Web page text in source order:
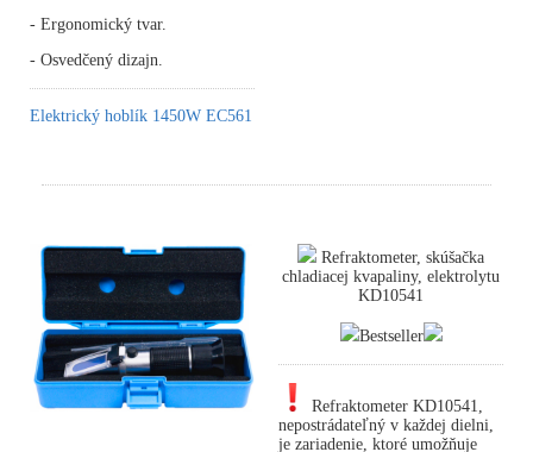
- Ergonomický tvar.
- Osvedčený dizajn.
Elektrický hoblík 1450W EC561
Refraktometer, skúšačka
chladiacej kvapaliny, elektrolytu
KD10541
Bestseller
Refraktometer KD10541,
nepostrádateľný v každej dielni,
je zariadenie, ktoré umožňuje